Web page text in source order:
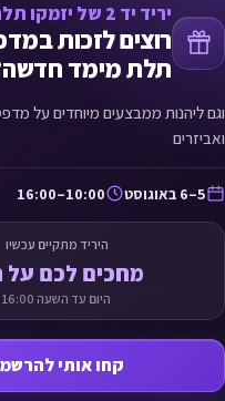
יריד יד 2 של יזמקו תלת מימד
רוצים לזכות
תלת מימד
וגם ליהנות ממבצעים מיוחדים על
ואביזרים
5–6 באוגוסט 10:00–16:00
היריד מתקיים עכשיו
מחכים לכם על
היום עד השעה 16:00
קחו אותי
מתלבטים?
לחצו כאן להשארת
שלח פרטים